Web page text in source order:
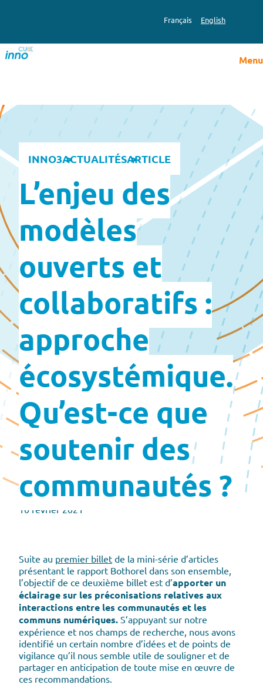
Français English
Menu
INNO3ACTUALITÉSARTICLE
L’enjeu des
modèles
ouverts et
collaboratifs :
approche
écosystémique.
Qu’est-ce que
soutenir des
communautés ?
10 février 2021
Suite au premier billet de la mini-série d’articles
présentant le rapport Bothorel dans son ensemble,
l’objectif de ce deuxième billet est d’apporter un
éclairage sur les préconisations relatives aux
interactions entre les communautés et les
communs numériques. S’appuyant sur notre
expérience et nos champs de recherche, nous avons
identifié un certain nombre d’idées et de points de
vigilance qu’il nous semble utile de souligner et de
partager en anticipation de toute mise en œuvre de
ces recommandations.